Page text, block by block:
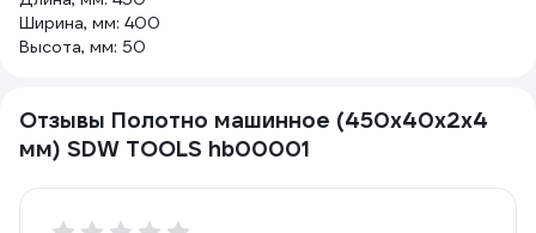
Ширина, мм: 400
Высота, мм: 50
Отзывы Полотно машинное (450х40х2х4
мм) SDW TOOLS hb00001